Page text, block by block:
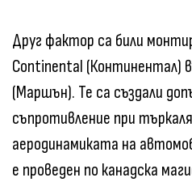
Друг фактор са били
Continental (Континентал)
(Маршън). Те са създали
съпротивление при
аеродинамиката на
е проведен по канадска